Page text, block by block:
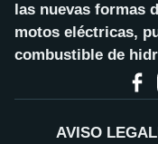
las nuevas formas
motos eléctricas,
combustible de
AVISO LEGAL